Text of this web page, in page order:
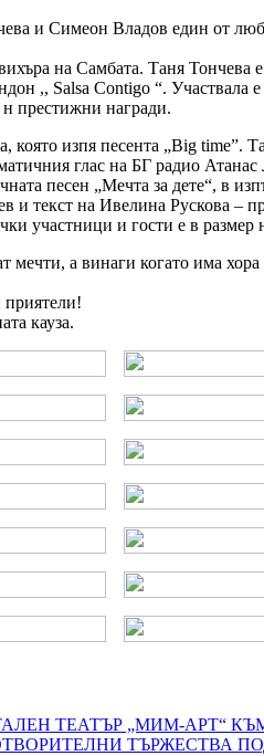
и Симеон Владов един от
на Самбата. Таня Тончева
,, Salsa Contigo “.
престижни награди.
изпя песента „Big time”.
глас на БГ радио Атанас
песен „Мечта за дете“, в
текст на Ивелина Рускова –
участници и гости е в размер
мечти, а винаги когато има
кауза.
ТЕАТЪР „МИМ-АРТ“
ТЪРЖЕСТВА